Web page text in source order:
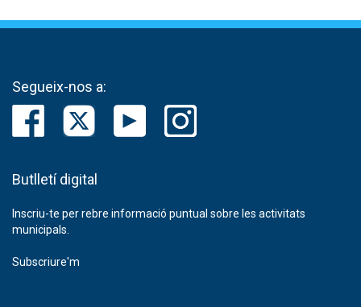
Segueix-nos a:
Butlletí digital
Inscriu-te per rebre informació puntual sobre les activitats
municipals.
Subscriure'm